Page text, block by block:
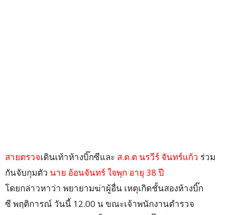
สายตรวจเดินเท้าห้างบิ๊กซีและ ส.ต.ต นรวีร์ จันทร์แก้ว ร่วม
กันจับกุมตัว นาย อ้อนจันทร์ ใจพุก อายุ 38 ปี
โดยกล่าวหาว่า พยายามฆ่าผู้อื่น เหตุเกิดชั้นสองห้างบิ๊ก
ซี พฤติการณ์ วันนี้ 12.00 น ขณะเจ้าพนักงานตำรวจ